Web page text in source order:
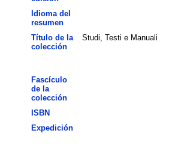
Idioma del
resumen
Título de la
colección
Studi, Testi e Manuali
Fascículo
de la
colección
ISBN
Expedición